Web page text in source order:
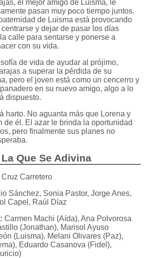
el mejor amigo de Luisma, le
pasan muy poco tiempo juntos.
de Luisma está provocando
y dejar de pasar los días
calle para sentarse y ponerse a
con su vida.
de vida de ayudar al prójimo,
a superar la pérdida de su
pero el joven está como un cencerro y
en su nuevo amigo, algo a lo
dispuesto.
harto. No aguanta más que Lorena y
de él. El azar le brinda la oportunidad
pero finalmente sus planes no
Que Se Adivina
Cruz Carretero
Sánchez, Sonia Pastor, Jorge Anes,
Capel, Raúl Díaz
Carmen Machi (Aída), Ana Polvorosa
(Jonathan), Marisol Ayuso
(Luisma), Melani Olivares (Paz),
Eduardo Casanova (Fidel),